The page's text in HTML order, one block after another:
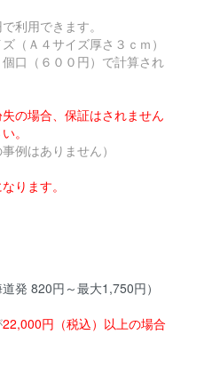
利用できます。
（Ａ４サイズ厚さ３ｃｍ）
口（６００円）で計算され
の場合、保証はされません
。
例はありません）
ります。
発 820円～最大1,750円）
22,000円（税込）以上の場合